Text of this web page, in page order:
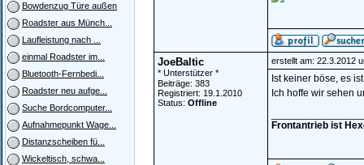
Bowdenzug Türe außen
Roadster aus Münch...
Laufleistung nach ...
einmal Roadster im...
Bluetooth-Fernbedi...
Roadster neu aufge...
Suche Bordcomputer...
Aufnahmepunkt Wage...
Distanzscheiben fü...
Wickeltisch, schwa...
JoeBaltic
* Unterstützer *
Beiträge: 383
Registriert: 19.1.2010
Status: Offline
erstellt am: 22.3.2012
Ist keiner böse, es
Ich hoffe wir sehen
Frontantrieb ist